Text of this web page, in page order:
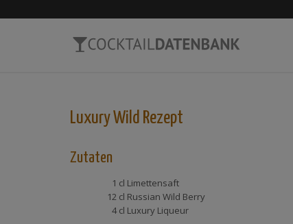
Luxury Wild Rezept
Zutaten
1 cl Limettensaft
12 cl Russian Wild Berry
4 cl Luxury Liqueur